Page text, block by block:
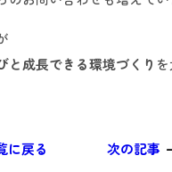
と成長できる環境づくり
に戻る 次の記事